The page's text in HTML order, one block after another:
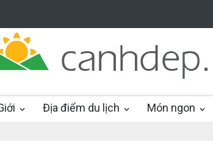
Địa điểm du lịch Món ngon